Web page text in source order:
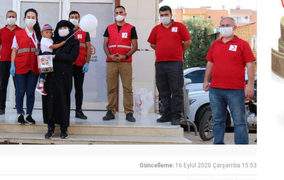
Güncelleme: 16 Eylül 2020 Çarşamba 15:53